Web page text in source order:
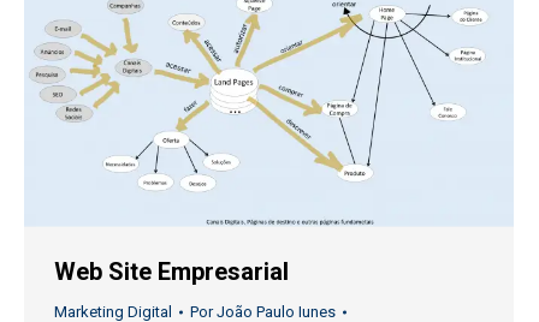
Web Site Empresarial
Marketing Digital PorJoão Paulo Iunes